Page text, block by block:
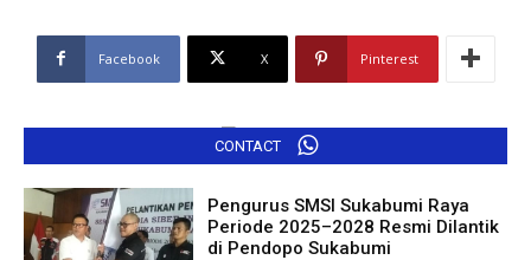
Facebook X Pinterest
CONTACT
Pengurus SMSI Sukabumi Raya
Periode 2025–2028 Resmi Dilantik
di Pendopo Sukabumi